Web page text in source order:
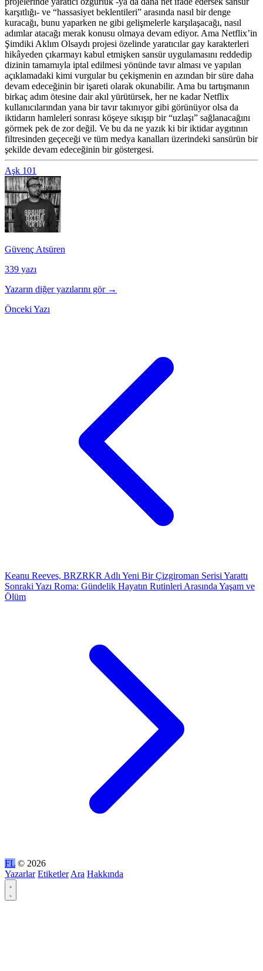
karşıtlığı- ve “hassasiyet beklentileri” arasında nasıl bir denge
kuracağı, bunu yaparken ne gibi gelişmelerle karşılaşacağı, nasıl
adımlar atacağı merak konusu olmaya devam ediyor. Ama Netflix’in
Şimdiki Aklım Olsaydı projesi özelinde yaratıcılar gay karakterleri
hikâyeden çıkarmayı kabul etmişken sansür uygulamasını reddedip
dizinin tamamıyla iptal edilmesi yönünde tavır alması ve yapılan
açıklamadaki kimi vurgular bu çekişmenin en azından bir süre daha
devam edeceğinin bir işareti olarak okunabilir. Ama bu tartışmanın
birkaç adım ötesine dair akıl yürütürsek, her ne kadar Netflix
kullanıcılarından yana bir tavır takınıyor gibi görünüyor olsa da
iktidarın hamleleri sonrası köşeye sıkışıp bir “uzlaşı” sağlanacağını
görmek pek de zor değil. Ve bu da ne yazık ki bir iktidar aygıtının
filtresinden geçeceği ve tüm medya kanalları üzerindeki sansürün bir
şekilde devam edeceğinin bir göstergesi.
Aşk 101
Güvenç Atsüren
339 yazı
Yazarın diğer yazılarını gör →
Önceki Yazı
Keanu Reeves, BRZRKR Adlı Yeni Bir Çizgiroman Serisi Yarattı
Sonraki Yazı Roma: Gündelik Hayatın Rutinleri Arasında Yaşam ve
Ölüm
FL © 2026
Yazarlar Etiketler Ara Hakkında